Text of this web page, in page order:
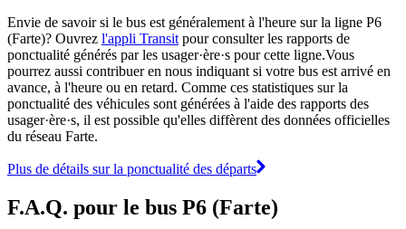
Envie de savoir si le bus est généralement à l'heure sur la ligne P6
(Farte)? Ouvrez l'appli Transit pour consulter les rapports de
ponctualité générés par les usager·ère·s pour cette ligne.Vous
pourrez aussi contribuer en nous indiquant si votre bus est arrivé en
avance, à l'heure ou en retard. Comme ces statistiques sur la
ponctualité des véhicules sont générées à l'aide des rapports des
usager·ère·s, il est possible qu'elles diffèrent des données officielles
du réseau Farte.
Plus de détails sur la ponctualité des départs
F.A.Q. pour le bus P6 (Farte)